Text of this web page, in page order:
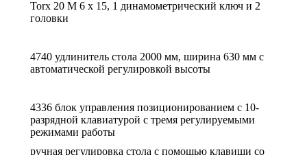
Torx 20 M 6 x 15, 1 динамометрический ключ и 2
головки
4740 удлинитель стола 2000 мм, ширина 630 мм с
автоматической регулировкой высоты
4336 блок управления позиционированием с 10-
разрядной клавиатурой с тремя регулируемыми
режимами работы
ручная регулировка стола с помощью клавиши со